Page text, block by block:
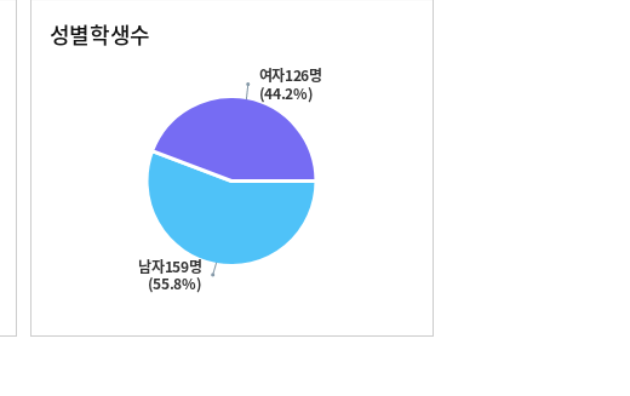
성별학생수
남자159명
(55.8%)
여자126명
(44.2%)